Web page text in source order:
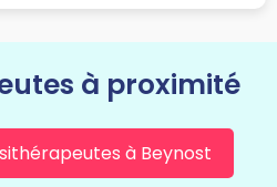
à proximité
à Beynost